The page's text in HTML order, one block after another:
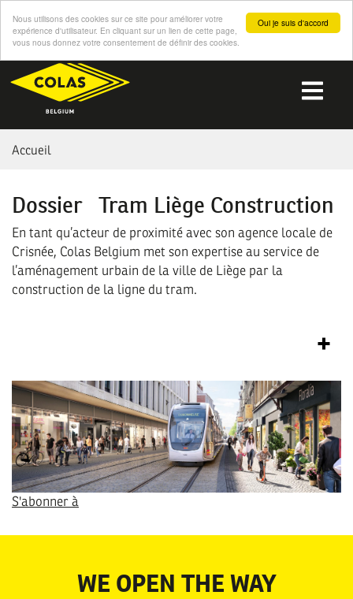
Oui je suis d'accord
Nous utilisons des cookies sur ce site pour améliorer votre
expérience d'utilisateur. En cliquant sur un lien de cette page,
vous nous donnez votre consentement de définir des cookies.
Aller
au
contenu
principal
You
here
Accueil
Dossier Tram Liège Construction
En tant qu’acteur de proximité avec son agence locale de
Crisnée, Colas Belgium met son expertise au service de
l’aménagement urbain de la ville de Liège par la
construction de la ligne du tram.
Image
S'abonner à
WE OPEN THE WAY